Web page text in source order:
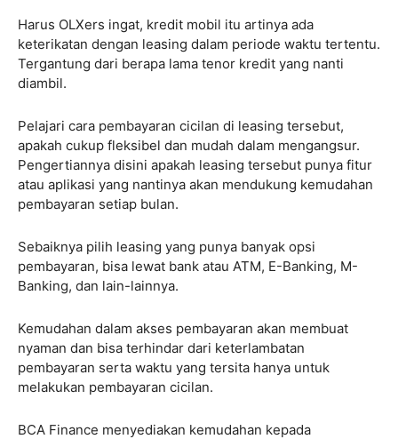
Harus OLXers ingat, kredit mobil itu artinya ada
keterikatan dengan leasing dalam periode waktu tertentu.
Tergantung dari berapa lama tenor kredit yang nanti
diambil.
Pelajari cara pembayaran cicilan di leasing tersebut,
apakah cukup fleksibel dan mudah dalam mengangsur.
Pengertiannya disini apakah leasing tersebut punya fitur
atau aplikasi yang nantinya akan mendukung kemudahan
pembayaran setiap bulan.
Sebaiknya pilih leasing yang punya banyak opsi
pembayaran, bisa lewat bank atau ATM, E-Banking, M-
Banking, dan lain-lainnya.
Kemudahan dalam akses pembayaran akan membuat
nyaman dan bisa terhindar dari keterlambatan
pembayaran serta waktu yang tersita hanya untuk
melakukan pembayaran cicilan.
BCA Finance menyediakan kemudahan kepada